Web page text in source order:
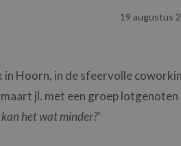
19 augustus
in Hoorn, in de sfeervolle
jl. met een groep
kan het wat minder?’